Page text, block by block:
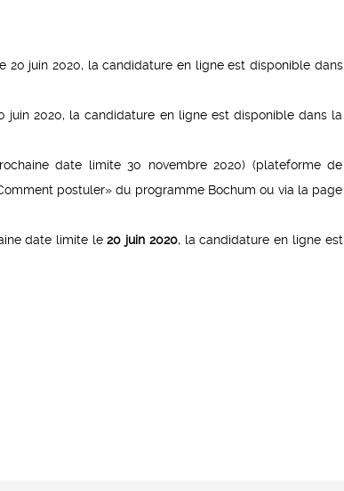
juin 2020, la candidature en ligne est disponible dans
2020, la candidature en ligne est disponible dans la
date limite 30 novembre 2020) (plateforme de
postuler» du programme Bochum ou via la page
date limite le20 juin 2020, la candidature en ligne est